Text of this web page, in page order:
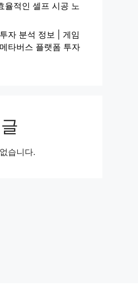
율적인 셀프 시공 노
자 분석 정보 | 게임
타버스 플랫폼 투자
습니다.